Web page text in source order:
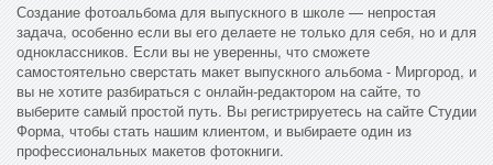
Создание фотоальбома для выпускного в школе — непростая
задача, особенно если вы его делаете не только для себя, но и для
одноклассников. Если вы не уверенны, что сможете
самостоятельно сверстать макет выпускного альбома - Миргород, и
вы не хотите разбираться с онлайн-редактором на сайте, то
выберите самый простой путь. Вы регистрируетесь на сайте Студии
Форма, чтобы стать нашим клиентом, и выбираете один из
профессиональных макетов фотокниги.